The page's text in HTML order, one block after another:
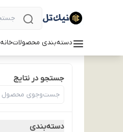
دسته‌بندی محصولاتخانه
جستجو در نتایج
دسته‌بندی